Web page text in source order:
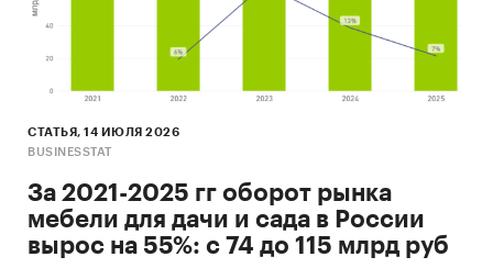
и высокие оценки за соблюдение некоторых
положений своей РКБТ, реальность такова, что
многие инициативы по профилактике курения
существуют только на бумаге. Например,
наружную рекламу фактически не
По прогнозам, в 2021-2025 гг продажи табака и
сигарет в Ираке будут ежегодно расти
убывающими темпами на 5,1-1,4%. Ожидается,
СТАТЬЯ, 14 ИЮЛЯ 2026
BUSINESSTAT
За 2021-2025 гг оборот рынка
мебели для дачи и сада в России
вырос на 55%: с 74 до 115 млрд руб